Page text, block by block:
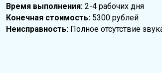
Время выполнения: 2-4 рабочих дня
Конечная стоимость: 5300 рублей
Неисправность: Полное отсутствие